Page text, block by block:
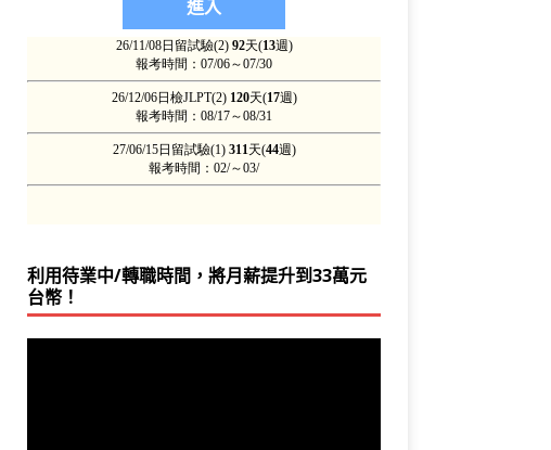
利用待業中/轉職時間，將月薪提升到33萬元
台幣！